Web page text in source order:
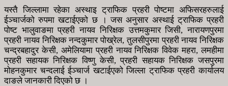
यस्तै जिल्लामा रहेका अस्थाइ ट्राफिक प्रहरी पोष्टमा अफिसरहरुलाई
ईञ्चार्जको रुपमा खटाईएको छ । जस अनुसार अस्थाई ट्राफिक प्रहरी
पोष्ट भालुवाङमा प्रहरी नायव निरिक्षक उत्तमकुमार जिसी, नारायणपुरमा
प्रहरी नायव निरिक्षक नन्दकुमार पोख्रेल, तुलसीपुरमा प्रहरी नायव निरिक्षक
चन्द्रबहादुर केसी, अमेलियामा प्रहरी नायव निरिक्षक विवेक महरा, लमहीमा
प्रहरी सहायक निरिक्षक विष्णु केसी, प्रहरी सहायक निरिक्षक जसपुरमा
मोहनकुमार चन्दलाई ईञ्चार्ज खटाईएको जिल्ला ट्राफिक प्रहरी कार्यालय
दाङले जानकारी दिएको छ ।